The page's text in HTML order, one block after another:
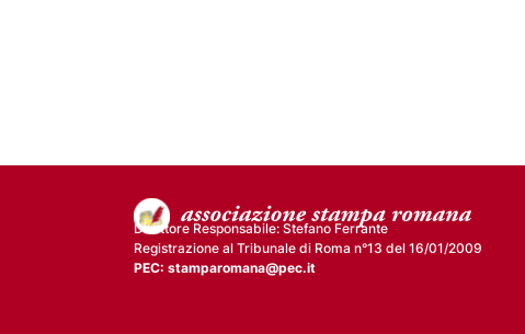
Direttore Responsabile: Stefano Ferrante
Registrazione al Tribunale di Roma n°13 del 16/01/2009
PEC: stamparomana@pec.it